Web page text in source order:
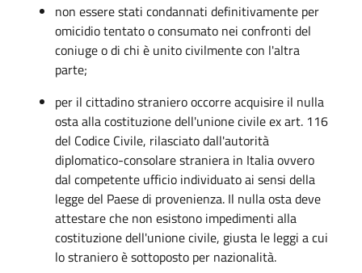
non essere stati condannati definitivamente per
omicidio tentato o consumato nei confronti del
coniuge o di chi è unito civilmente con l'altra
parte;
per il cittadino straniero occorre acquisire il nulla
osta alla costituzione dell'unione civile ex art. 116
del Codice Civile, rilasciato dall'autorità
diplomatico-consolare straniera in Italia ovvero
dal competente ufficio individuato ai sensi della
legge del Paese di provenienza. Il nulla osta deve
attestare che non esistono impedimenti alla
costituzione dell'unione civile, giusta le leggi a cui
lo straniero è sottoposto per nazionalità.